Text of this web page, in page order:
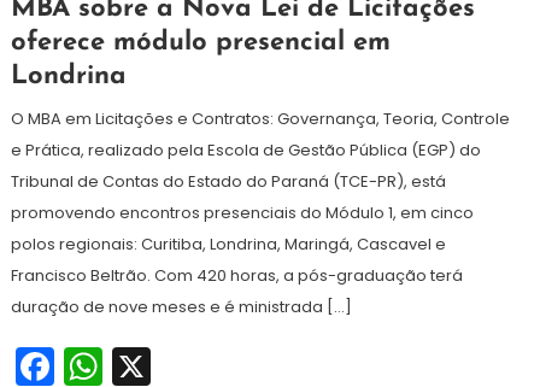
de
maio
de
MBA sobre a Nova Lei de Licitações
oferece módulo presencial em
Londrina
O MBA em Licitações e Contratos: Governança, Teoria, Controle
e Prática, realizado pela Escola de Gestão Pública (EGP) do
Tribunal de Contas do Estado do Paraná (TCE-PR), está
promovendo encontros presenciais do Módulo 1, em cinco
polos regionais: Curitiba, Londrina, Maringá, Cascavel e
Francisco Beltrão. Com 420 horas, a pós-graduação terá
duração de nove meses e é ministrada […]
Facebook
WhatsApp
X